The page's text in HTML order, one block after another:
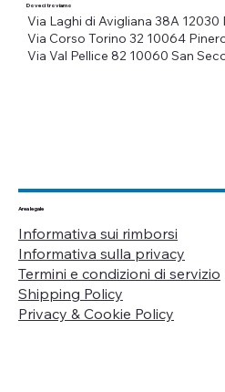
Dove ci troviamo
Via Laghi di Avigliana 38A 12030
Via Val Pellice 82 10060 San
Via Corso Torino 32 10064
Area legale
Informativa sui rimborsi
Informativa sulla privacy
Termini e condizioni di servizio
Shipping Policy
Privacy & Cookie Policy